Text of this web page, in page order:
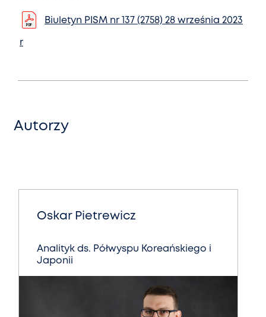
Biuletyn PISM nr 137 (2758) 28 września 2023
r
Autorzy
Oskar Pietrewicz
Analityk ds. Półwyspu Koreańskiego i
Japonii